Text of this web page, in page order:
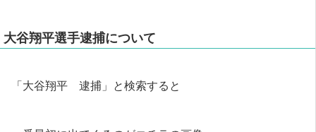
大谷翔平選手逮捕について
「大谷翔平 逮捕」と検索すると